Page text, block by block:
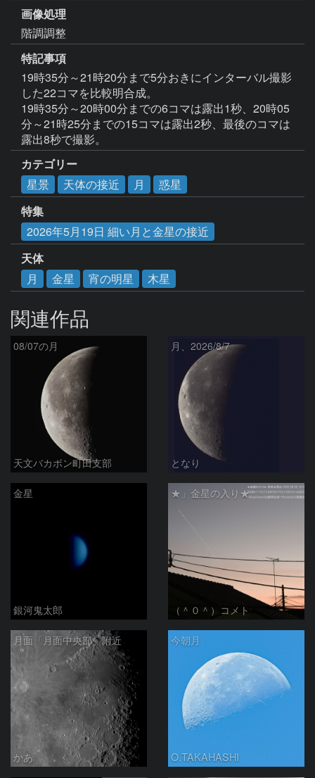
画像処理
階調調整
特記事項
19時35分～21時20分まで5分おきにインターバル撮影
した22コマを比較明合成。
19時35分～20時00分までの6コマは露出1秒、20時05
分～21時25分までの15コマは露出2秒、最後のコマは
露出8秒で撮影。
カテゴリー
星景
天体の接近 月
惑星
特集
2026年5月19日 細い月と金星の接近
天体
月
金星 宵の明星 木星
関連作品
08/07の月
天文バカボン町田支部
月、2026/8/7
となり
金星
銀河鬼太郎
★」金星の入り★
（＾０＾）コメト
月面「月面中央部」附近
かあ
今朝月
O.TAKAHASHI